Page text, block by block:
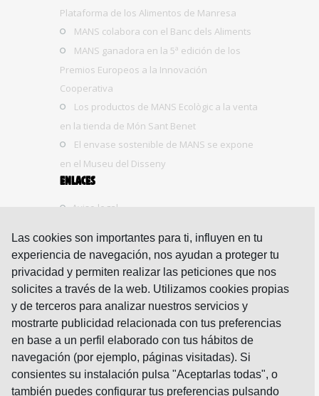
Las cookies son importantes para ti, influyen en tu
experiencia de navegación, nos ayudan a proteger tu
privacidad y permiten realizar las peticiones que nos
solicites a través de la web. Utilizamos cookies propias
y de terceros para analizar nuestros servicios y
mostrarte publicidad relacionada con tus preferencias
en base a un perfil elaborado con tus hábitos de
navegación (por ejemplo, páginas visitadas). Si
consientes su instalación pulsa "Aceptarlas todas", o
también puedes configurar tus preferencias pulsando
Plataforma de los Alimentos de Manresa
MANS colabora con el Banc dels Aliments
MANS ganadora en la 5ª edición de los
Premios Europeos a la Innovación
Cooperativa
Los productos de MANS Ecològic a la venta
en la tienda de Món Sant Benet
El envase sostenible de MANS se expone
en el Museu del Disseny
ENLACES
Aviso legal
Política de privacidad
Política de redes sociales
Accesibilidad
RECETAS
INGREDIENTS 80 g pastanaga 100 g farina 100
g mantega 100 g sucre moreno 2 ous 30…
14 Sep 2016